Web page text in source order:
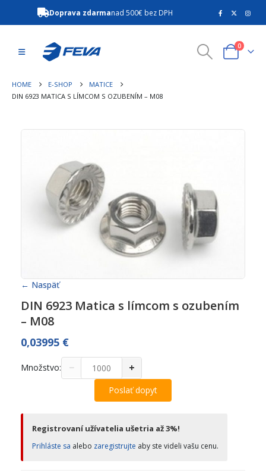
Doprava zdarmanad 500€ bez DPH
0
HOME E-SHOP
MATICE
DIN 6923 MATICA S LÍMCOM S OZUBENÍM – M08
← Naspäť
DIN 6923 Matica s límcom s ozubením
– M08
0,03995 €
Množstvo: − +
Poslať dopyt
Registrovaní užívatelia ušetria až 3%!
Prihláste sa alebo zaregistrujte aby ste videli vašu cenu.